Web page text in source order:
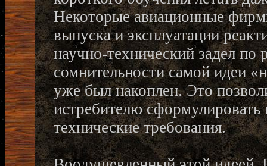
Некоторые авиационные
выпуска и эксплуатации
научно-технический задел
сомнительности самой идеи
уже был накоплен. Это
истребителю
технические требования.